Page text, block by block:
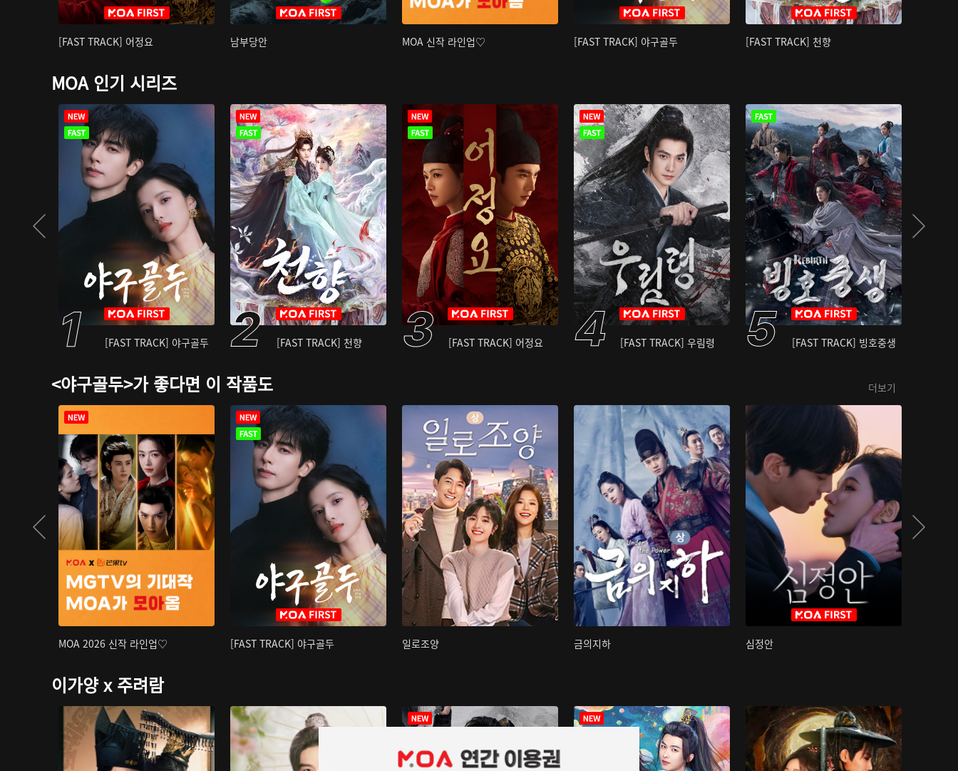
[FAST TRACK] 어정요 남부당안 MOA 신작 라인업♡ [FAST TRACK] 야구골두 [FAST TRACK] 천향
MOA 인기 시리즈
[FAST TRACK] 야구골두 [FAST TRACK] 천향 [FAST TRACK] 어정요 [FAST TRACK] 우림령 [FAST TRACK] 빙호중생
<야구골두>가 좋다면 이 작품도 더보기
MOA 2026 신작 라인업♡ [FAST TRACK] 야구골두 일로조양 금의지하 심정안
이가양 x 주려람